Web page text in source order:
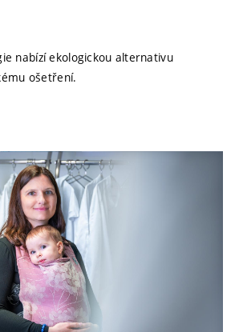
nabízí ekologickou alternativu
ošetření.